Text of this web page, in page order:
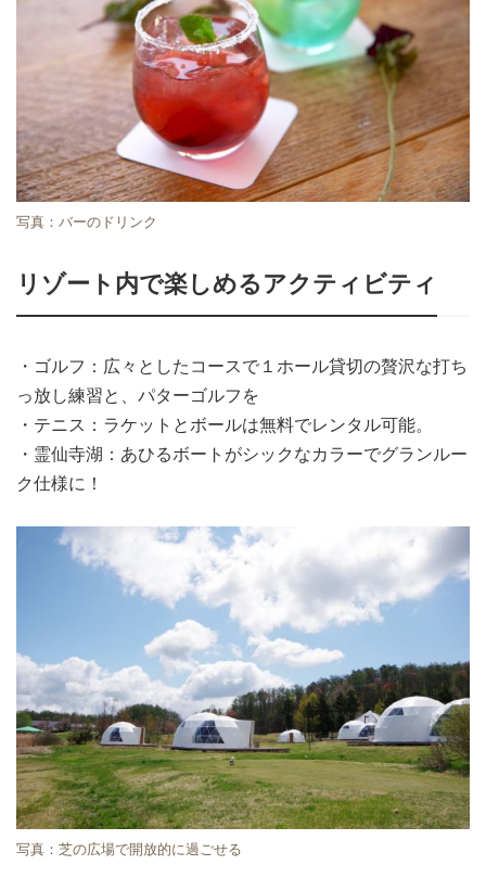
写真：バーのドリンク
リゾート内で楽しめるアクティビティ
・ゴルフ：広々としたコースで１ホール貸切の贅沢な打ち
っ放し練習と、パターゴルフを
・テニス：ラケットとボールは無料でレンタル可能。
・霊仙寺湖：あひるボートがシックなカラーでグランルー
ク仕様に！
写真：芝の広場で開放的に過ごせる